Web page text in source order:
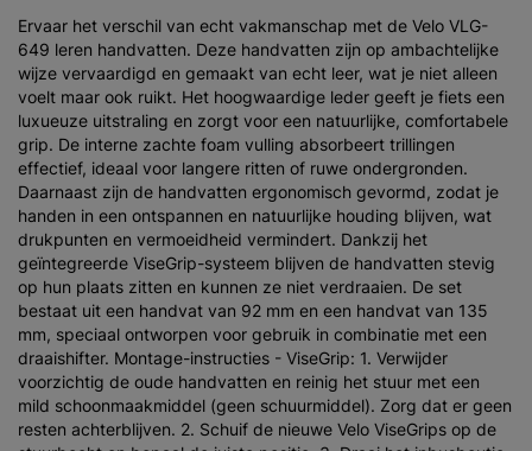
Ervaar het verschil van echt vakmanschap met de Velo VLG-
649 leren handvatten. Deze handvatten zijn op ambachtelijke
wijze vervaardigd en gemaakt van echt leer, wat je niet alleen
voelt maar ook ruikt. Het hoogwaardige leder geeft je fiets een
luxueuze uitstraling en zorgt voor een natuurlijke, comfortabele
grip. De interne zachte foam vulling absorbeert trillingen
effectief, ideaal voor langere ritten of ruwe ondergronden.
Daarnaast zijn de handvatten ergonomisch gevormd, zodat je
handen in een ontspannen en natuurlijke houding blijven, wat
drukpunten en vermoeidheid vermindert. Dankzij het
geïntegreerde ViseGrip-systeem blijven de handvatten stevig
op hun plaats zitten en kunnen ze niet verdraaien. De set
bestaat uit een handvat van 92 mm en een handvat van 135
mm, speciaal ontworpen voor gebruik in combinatie met een
draaishifter. Montage-instructies - ViseGrip: 1. Verwijder
voorzichtig de oude handvatten en reinig het stuur met een
mild schoonmaakmiddel (geen schuurmiddel). Zorg dat er geen
resten achterblijven. 2. Schuif de nieuwe Velo ViseGrips op de